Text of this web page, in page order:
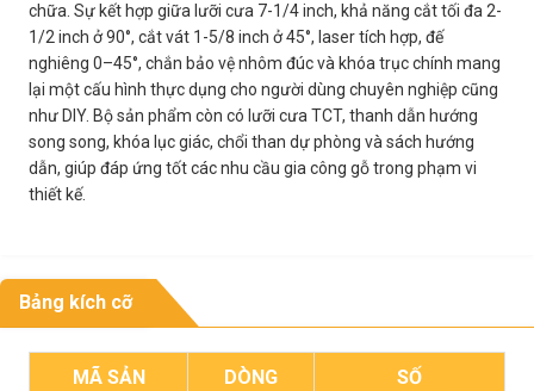
chữa. Sự kết hợp giữa lưỡi cưa 7-1/4 inch, khả năng cắt tối đa 2-
1/2 inch ở 90°, cắt vát 1-5/8 inch ở 45°, laser tích hợp, đế
nghiêng 0–45°, chắn bảo vệ nhôm đúc và khóa trục chính mang
lại một cấu hình thực dụng cho người dùng chuyên nghiệp cũng
như DIY. Bộ sản phẩm còn có lưỡi cưa TCT, thanh dẫn hướng
song song, khóa lục giác, chổi than dự phòng và sách hướng
dẫn, giúp đáp ứng tốt các nhu cầu gia công gỗ trong phạm vi
thiết kế.
Bảng kích cỡ
MÃ SẢN
DÒNG
SỐ